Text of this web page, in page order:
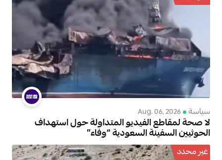
سياسة Aug. 06, 2026
لا صحة لمقاطع الفيديو المتداولة حول استهداف
الحوثيين السفينة السعودية “وفاء”
غير محدد